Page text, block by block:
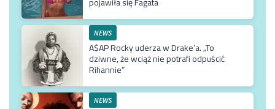
NEWS
A$AP Rocky uderza w Drake’a. „To
dziwne, że wciąż nie potrafi odpuścić
Rihannie”
NEWS